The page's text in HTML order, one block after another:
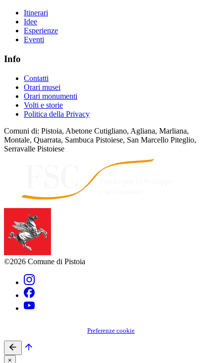
Itinerari
Idee
Esperienze
Eventi
Info
Contatti
Orari musei
Orari monumenti
Volti e storie
Politica della Privacy
Comuni di: Pistoia, Abetone Cutigliano, Agliana, Marliana,
Montale, Quarrata, Sambuca Pistoiese, San Marcello Piteglio,
Serravalle Pistoiese
©2026 Comune di Pistoia
Preferenze cookie
×